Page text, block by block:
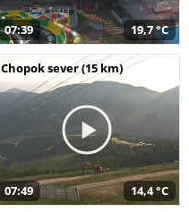
07:39 19,7 °C
Chopok sever (15 km)
07:49 14,4 °C